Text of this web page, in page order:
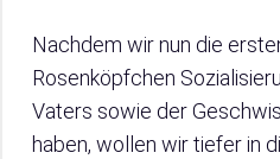
Nachdem wir nun die
Rosenköpfchen
Vaters sowie der
haben, wollen wir tiefer in